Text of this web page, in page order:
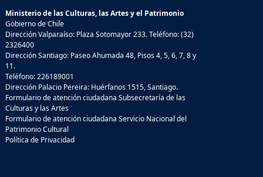
Ministerio de las Culturas, las Artes y el Patrimonio
Gobierno de Chile
Dirección Valparaíso: Plaza Sotomayor 233. Teléfono: (32)
2326400
Dirección Santiago: Paseo Ahumada 48, Pisos 4, 5, 6, 7, 8 y
11.
Teléfono: 226189001
Dirección Palacio Pereira: Huérfanos 1515, Santiago.
Formulario de atención ciudadana Subsecretaría de las
Culturas y las Artes
Formulario de atención ciudadana Servicio Nacional del
Patrimonio Cultural
Política de Privacidad